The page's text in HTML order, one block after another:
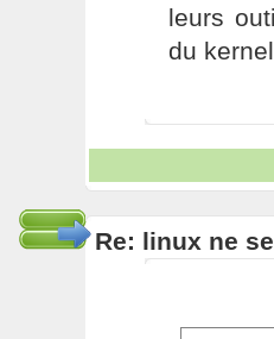
leurs
du
Re: linux ne